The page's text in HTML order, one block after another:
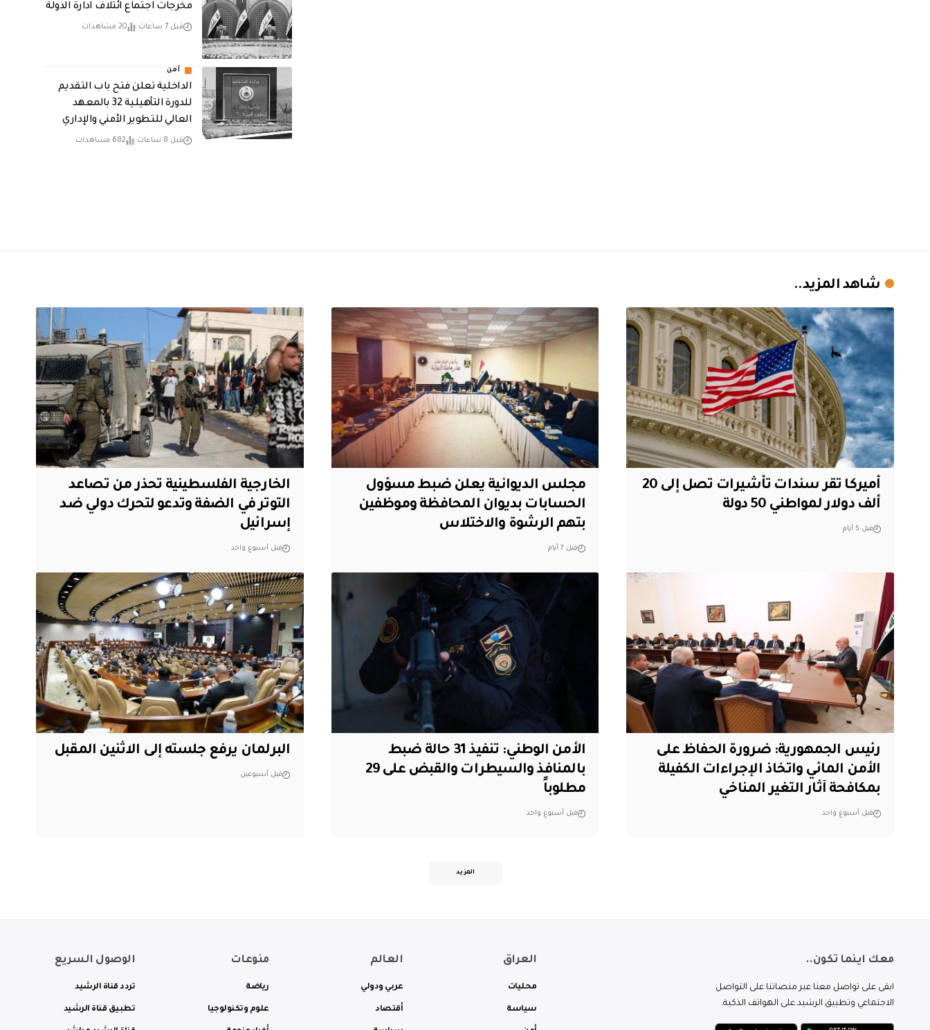
مخرجات اجتماع ائتلاف ادارة الدولة
قبل 7 ساعات 20 مشاهدات
أمن
الداخلية تعلن فتح باب التقديم
للدورة التأهيلية 32 بالمعهد
العالي للتطوير الأمني والإداري
قبل 8 ساعات 682 مشاهدات
شاهد المزيد..
أميركا تقر سندات تأشيرات تصل إلى 20
ألف دولار لمواطني 50 دولة
قبل 5 أيام
مجلس الديوانية يعلن ضبط مسؤول
الحسابات بديوان المحافظة وموظفين
بتهم الرشوة والاختلاس
قبل 7 أيام
الخارجية الفلسطينية تحذر من تصاعد
التوتر في الضفة وتدعو لتحرك دولي ضد
إسرائيل
قبل أسبوع واحد
رئيس الجمهورية: ضرورة الحفاظ على
الأمن المائي واتخاذ الإجراءات الكفيلة
بمكافحة آثار التغير المناخي
قبل أسبوع واحد
الأمن الوطني: تنفيذ 31 حالة ضبط
بالمنافذ والسيطرات والقبض على 29
مطلوباً
قبل أسبوع واحد
البرلمان يرفع جلسته إلى الاثنين المقبل
قبل أسبوعين
المزيد
معك اينما تكون..
ابقى على تواصل معنا عبر منصاتنا على التواصل
الاجتماعي وتطبيق الرشيد على الهواتف الذكية.
العراق
محليات
سياسة
العالم
عربي ودولي
أقتصاد
منوعات
رياضة
علوم وتكنولوجيا
الوصول السريع
تردد قناة الرشيد
تطبيق قناة الرشيد